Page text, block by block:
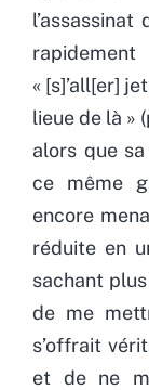
« [s]’all[er]
lieue de là »
alors que
ce même
encore
réduite en
sachant
de me
s’offrait
et de ne